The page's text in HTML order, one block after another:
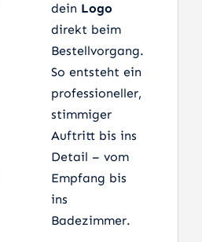
dein Logo
direkt beim
Bestellvorgang.
So entsteht ein
professioneller,
stimmiger
Auftritt bis ins
Detail – vom
Empfang bis
ins
Badezimmer.